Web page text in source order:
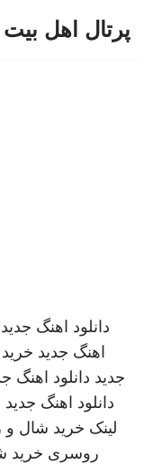
پرتال اهل بیت
دانلود اهنگ جدید
اهنگ جدید
جدید دانلود اهنگ
دانلود اهنگ جدید
لینک خرید شال
روسری خرید